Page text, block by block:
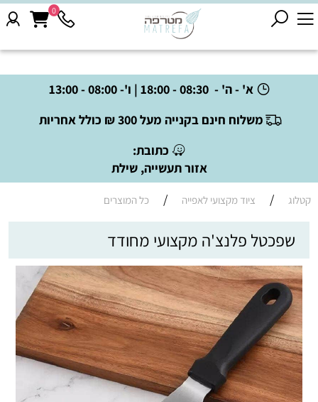
א' - ה' - 08:30 - 18:00 | ו'- 08:00 - 13:00
משלוח חינם בקנייה מעל 300 ₪ כולל אחריות
כתובת:
אזור תעשייה, שילת
0
קטלוג / ציוד מקצועי לאפייה / כל המוצרים
שפכטל פלנצ'ה מקצועי מחודד